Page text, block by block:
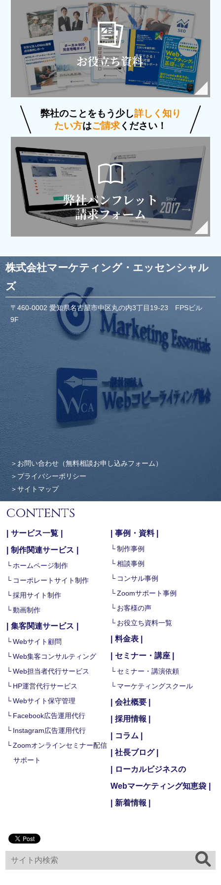
弊社のことをもう少し詳しく知り
たい方はご請求 ください！
株式会社マーケティング・エッセンシャル
ズ
〒460-0002 愛知県名古屋市中区丸の内3丁目19-23 FPSビル
9F
お問い合わせ（無料相談お申し込みフォーム）
プライバシーポリシー
サイトマップ
contents
サービス一覧
制作関連サービス
ホームページ制作
コーポレートサイト制作
採用サイト制作
動画制作
集客関連サービス
Webサイト顧問
Web集客コンサルティング
Web担当者代行サービス
HP運営代行サービス
Webサイト保守管理
Facebook広告運用代行
Instagram広告運用代行
Zoomオンラインセミナー配信
サポート
事例・資料
制作事例
相談事例
コンサル事例
Zoomサポート事例
お客様の声
お役立ち資料一覧
料金表
セミナー・講座
セミナー・講演依頼
マーケティングスクール
会社概要
採用情報
コラム
社長ブログ
ローカルビジネスの
Webマーケティング知恵袋
新着情報